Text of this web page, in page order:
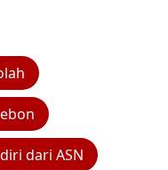
dari ASN